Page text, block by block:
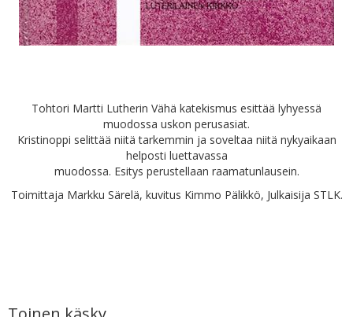
Tohtori Martti Lutherin Vähä katekismus esittää lyhyessä
muodossa uskon perusasiat.
Kristinoppi selittää niitä tarkemmin ja soveltaa niitä nykyaikaan
helposti luettavassa
muodossa. Esitys perustellaan raamatunlausein.
Toimittaja Markku Särelä, kuvitus Kimmo Pälikkö, Julkaisija STLK.